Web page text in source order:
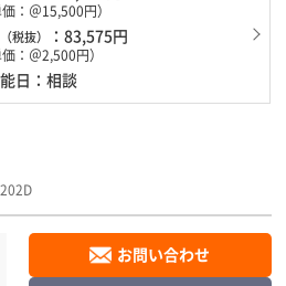
価：＠15,500円）
（税抜） ：83,575円
価：＠2,500円）
日：相談
お問い合わせ